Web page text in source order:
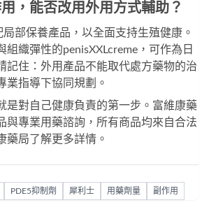
，能否改用外用方式輔助？
部保養產品，以全面支持生殖健康。
組織彈性的penisXXLcreme ，可作為日
記住：外用產品不能取代處方藥物的治
業指導下協同規劃。
是對自己健康負責的第一步。富維康藥
與專業用藥諮詢，所有商品均來自合法
藥局 了解更多詳情。
PDE5抑制劑 犀利士 用藥劑量 副作用